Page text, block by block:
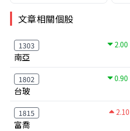
文章相關個股
1303 2.00
南亞
1802 0.90
台玻
1815 2.10
富喬